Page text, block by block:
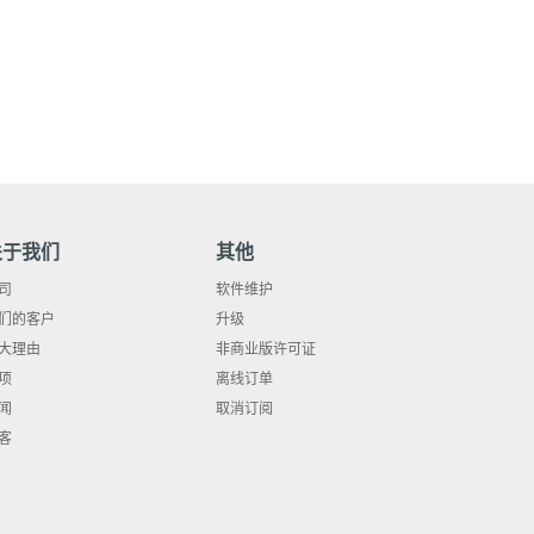
我们
的客户
理由
其他
软件维护
升级
非商业版许可证
离线订单
取消订阅